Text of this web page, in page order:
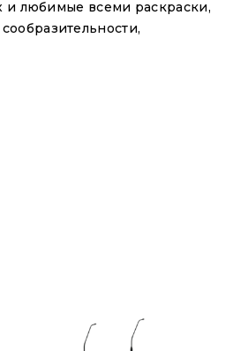
идея" (ИНН 7017490003)
и любимые всеми раскраски,